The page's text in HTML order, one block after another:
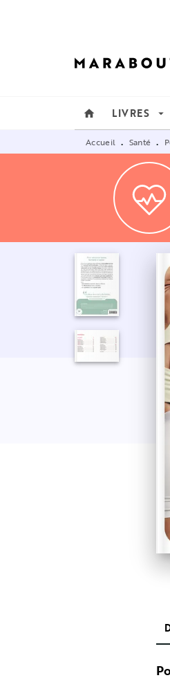
home LIVRES arrow_drop_down
Accueil • Santé •